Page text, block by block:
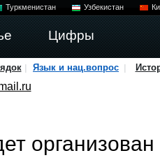
Туркменистан Узбекистан
Цифры
Язык и нац.вопрос
организован